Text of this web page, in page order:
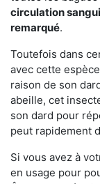
circulation
remarqué.
Toutefois dans
avec cette
raison de son
abeille, cet
son dard pour
peut rapidement
Si vous avez à
en usage pour